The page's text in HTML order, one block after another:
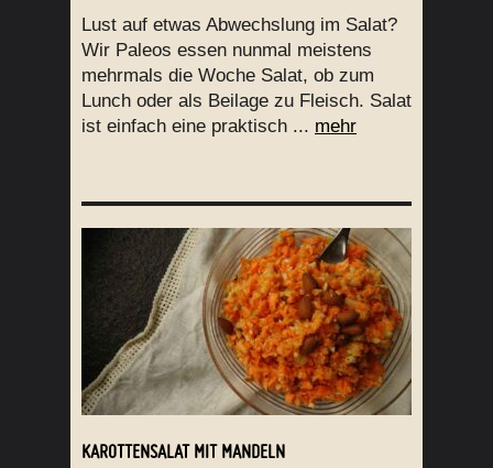
Lust auf etwas Abwechslung im Salat?
Wir Paleos essen nunmal meistens
mehrmals die Woche Salat, ob zum
Lunch oder als Beilage zu Fleisch. Salat
ist einfach eine praktisch ... mehr
KAROTTENSALAT MIT MANDELN